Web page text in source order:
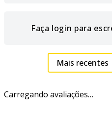
Faça login para
Mais recentes
Carregando avaliações…